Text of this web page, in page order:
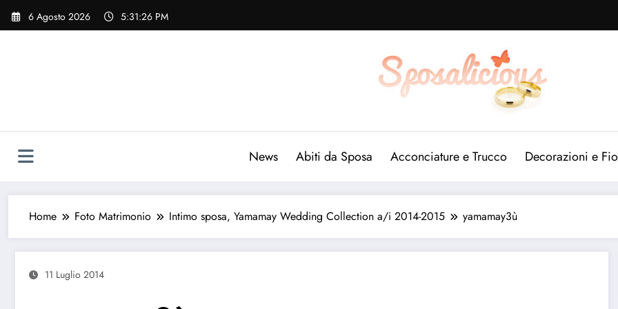
Vai
6 Agosto 2026 5:31:27 PM
News Abiti da Sposa Acconciature e Trucco Decorazioni e
Home Foto Matrimonio Intimo sposa, Yamamay Wedding Collection a/i 2014-2015 yamamay3ù
11 Luglio 2014